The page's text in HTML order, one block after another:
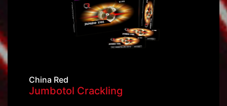
China Red
Jumbotol Crackling